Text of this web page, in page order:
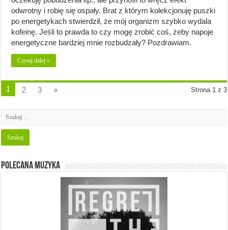
odwrotny i robię się ospały. Brat z którym kolekcjonuję puszki
po energetykach stwierdził, że mój organizm szybko wydala
kofeinę. Jeśli to prawda to czy mogę zrobić coś, żeby napoje
energetyczne bardziej mnie rozbudzały? Pozdrawiam.
Czytaj dalej »
Strona 1 z 3
1 2 3 »
Polecana muzyka